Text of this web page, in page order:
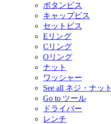
ボタンビス
キャップビス
セットビス
Eリング
Cリング
Oリング
ナット
ワッシャー
See all ネジ・ナット
Go to ツール
ドライバー
レンチ